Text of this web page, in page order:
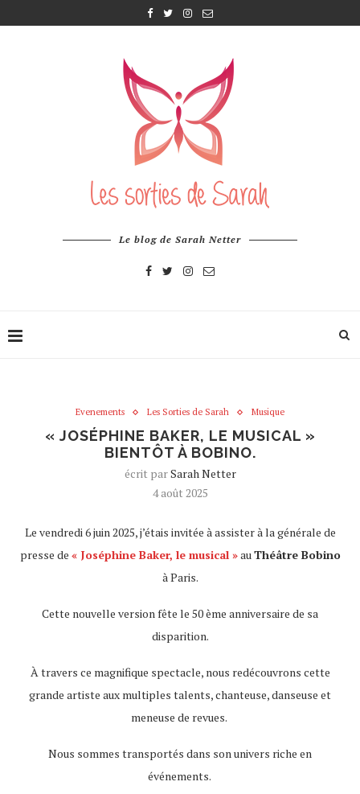
Le blog de Sarah Netter
Evenements Les Sorties de Sarah Musique
« JOSÉPHINE BAKER, LE MUSICAL »
BIENTÔT À BOBINO.
écrit parSarah Netter
4 août 2025
Le vendredi 6 juin 2025, j’étais invitée à assister à la générale de
presse de « Joséphine Baker, le musical »auThéâtre Bobino
à Paris.
Cette nouvelle version fête le 50 ème anniversaire de sa
disparition.
À travers ce magnifique spectacle, nous redécouvrons cette
grande artiste aux multiples talents, chanteuse, danseuse et
meneuse de revues.
Nous sommes transportés dans son univers riche en
événements.